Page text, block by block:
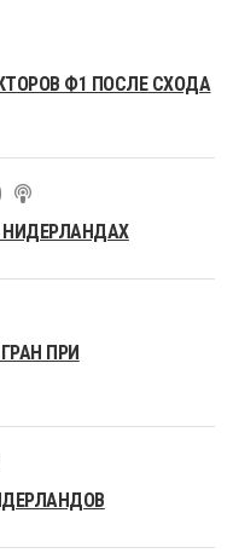
Ф1 ПОСЛЕ СХОДА
НИДЕРЛАНДАХ
ПРИ